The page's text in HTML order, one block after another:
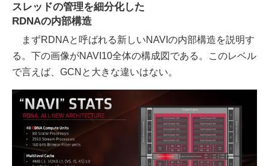
スレッドの管理を細分化した
RDNAの内部構造
まずRDNAと呼ばれる新しいNAVIの内部構造を説明す
る。下の画像がNAVI10全体の構成図である。このレベル
で言えば、GCNと大きな違いはない。